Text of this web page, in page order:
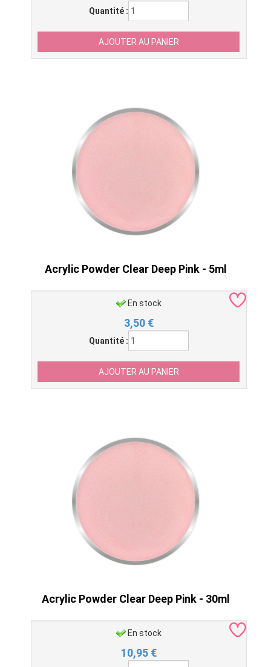
Quantité :
Acrylic Powder Clear Deep Pink - 5ml
En stock
3,50 €
Quantité :
Acrylic Powder Clear Deep Pink - 30ml
En stock
10,95 €